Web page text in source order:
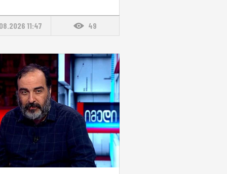
11:47 49